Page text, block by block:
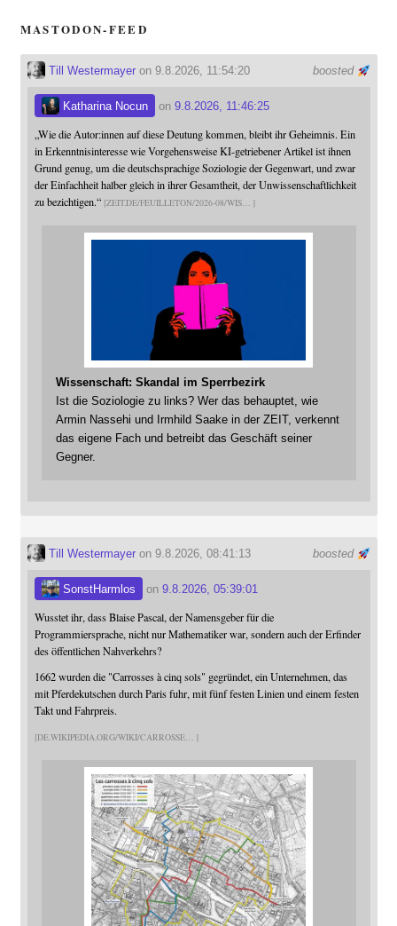
MASTODON-FEED
boosted
Till Westermayeron 9.8.2026, 11:54:20
Katharina Nocun on 9.8.2026, 11:46:25
„Wie die Autor:innen auf diese Deutung kommen, bleibt ihr Geheimnis. Ein
in Erkenntnisinteresse wie Vorgehensweise KI-getriebener Artikel ist ihnen
Grund genug, um die deutschsprachige Soziologie der Gegenwart, und zwar
der Einfachheit halber gleich in ihrer Gesamtheit, der Unwissenschaftlichkeit
zu bezichtigen.“ ZEIT.DE/FEUILLETON/2026-08/WIS
Wissenschaft: Skandal im Sperrbezirk
Ist die Soziologie zu links? Wer das behauptet, wie
Armin Nassehi und Irmhild Saake in der ZEIT, verkennt
das eigene Fach und betreibt das Geschäft seiner
Gegner.
boosted
Till Westermayeron 9.8.2026, 08:41:13
SonstHarmlos on 9.8.2026, 05:39:01
Wusstet ihr, dass Blaise Pascal, der Namensgeber für die
Programmiersprache, nicht nur Mathematiker war, sondern auch der Erfinder
des öffentlichen Nahverkehrs?
1662 wurden die "Carrosses à cinq sols" gegründet, ein Unternehmen, das
mit Pferdekutschen durch Paris fuhr, mit fünf festen Linien und einem festen
Takt und Fahrpreis.
DE.WIKIPEDIA.ORG/WIKI/CARROSSE